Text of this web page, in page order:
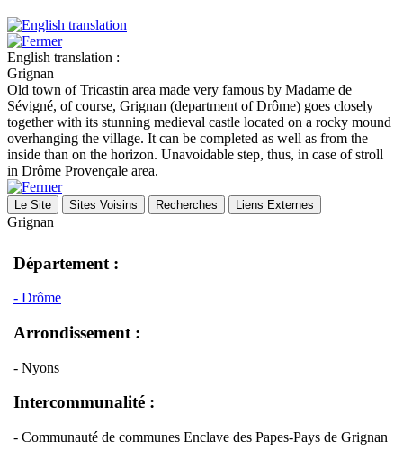
English translation :
Grignan
Old town of Tricastin area made very famous by Madame de
Sévigné, of course, Grignan (department of Drôme) goes closely
together with its stunning medieval castle located on a rocky mound
overhanging the village. It can be completed as well as from the
inside than on the horizon. Unavoidable step, thus, in case of stroll
in Drôme Provençale area.
Le Site Sites Voisins Recherches Liens Externes
Grignan
Département :
- Drôme
Arrondissement :
- Nyons
Intercommunalité :
- Communauté de communes Enclave des Papes-Pays de Grignan